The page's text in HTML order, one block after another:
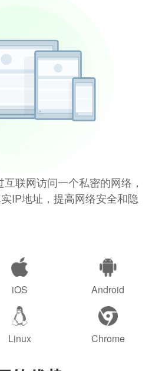
联网访问一个私密的网络，
IP地址，提高网络安全和隐
iOS Android
Linux Chrome